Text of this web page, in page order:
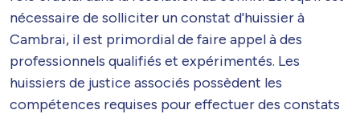
nécessaire de solliciter un constat d'huissier à
Cambrai, il est primordial de faire appel à des
professionnels qualifiés et expérimentés. Les
huissiers de justice associés possèdent les
compétences requises pour effectuer des constats